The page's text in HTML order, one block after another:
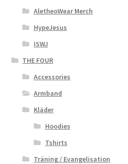
AletheoWear Merch
HypeJesus
ISWJ
THE FOUR
Accessories
Armband
Kläder
Hoodies
Tshirts
Träning / Evangelisation